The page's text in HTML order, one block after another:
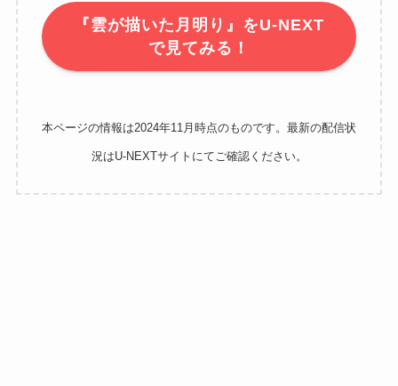
『雲が描いた月明り』をU-NEXT
で見てみる！
本ページの情報は2024年11月時点のものです。最新の配信状
況はU-NEXTサイトにてご確認ください。